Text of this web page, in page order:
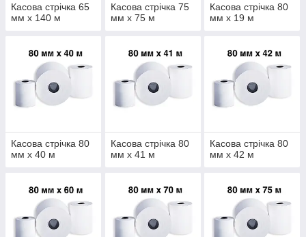
Касова стрічка 65
мм х 140 м
Касова стрічка 75
мм х 75 м
Касова стрічка 80
мм х 19 м
Касова стрічка 80
мм х 40 м
Касова стрічка 80
мм х 41 м
Касова стрічка 80
мм х 42 м